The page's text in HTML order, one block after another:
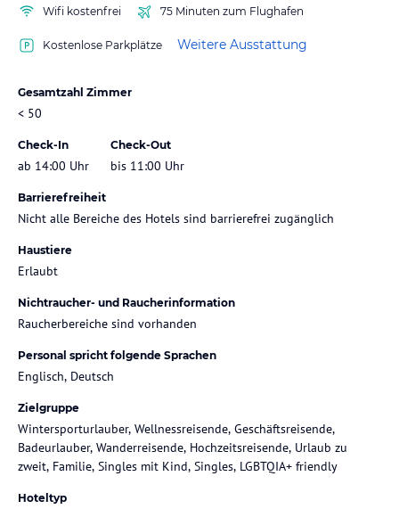
Wifi kostenfrei 75 Minuten zum Flughafen
Kostenlose Parkplätze Weitere Ausstattung
Gesamtzahl Zimmer
< 50
Check-In
ab 14:00 Uhr
Check-Out
bis 11:00 Uhr
Barrierefreiheit
Nicht alle Bereiche des Hotels sind barrierefrei zugänglich
Haustiere
Erlaubt
Nichtraucher- und Raucherinformation
Raucherbereiche sind vorhanden
Personal spricht folgende Sprachen
Englisch, Deutsch
Zielgruppe
Wintersporturlauber, Wellnessreisende, Geschäftsreisende,
Badeurlauber, Wanderreisende, Hochzeitsreisende, Urlaub zu
zweit, Familie, Singles mit Kind, Singles, LGBTQIA+ friendly
Hoteltyp